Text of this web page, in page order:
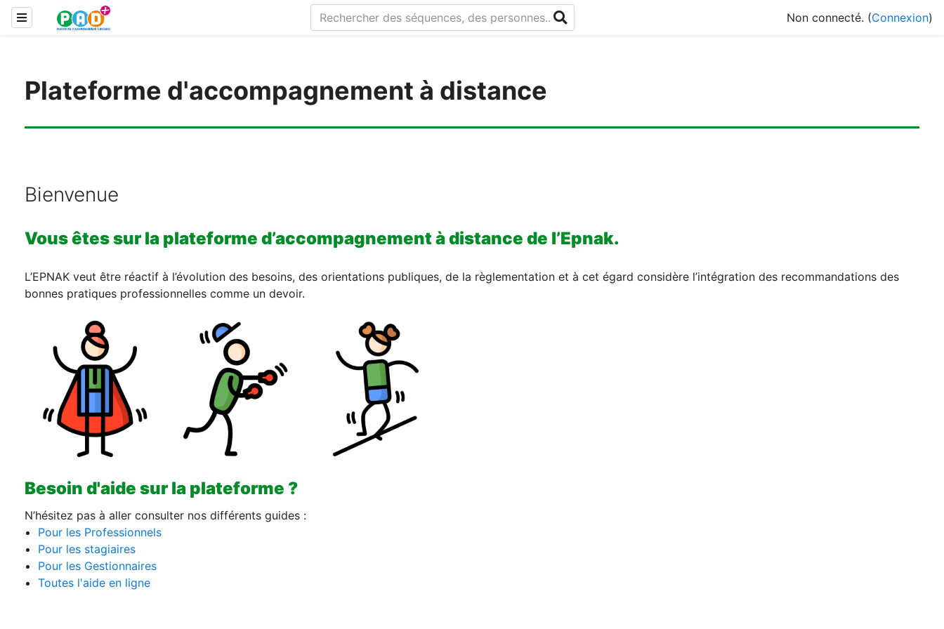
Passer au contenu principal
Panneau latéral
Rechercher des séquences, des personnes...
Non connecté. (Connexion)
Plateforme d'accompagnement à distance
Bienvenue
Vous êtes sur la plateforme d’accompagnement à distance de l’Epnak.
L’EPNAK veut être réactif à l’évolution des besoins, des orientations publiques, de la règlementation et à cet égard considère l’intégration des recommandations des
bonnes pratiques professionnelles comme un devoir.
Besoin d'aide sur la plateforme ?
N’hésitez pas à aller consulter nos différents guides :
Pour les Professionnels
Pour les stagiaires
Pour les Gestionnaires
Toutes l'aide en ligne